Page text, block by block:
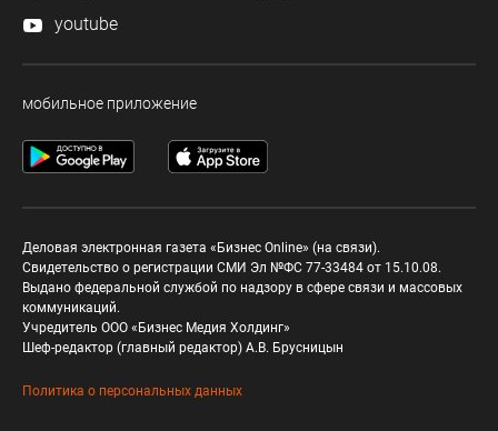
youtube
мобильное приложение
Деловая электронная газета «Бизнес Online» (на связи).
Свидетельство о регистрации СМИ Эл №ФС 77-33484 от 15.10.08.
Выдано федеральной службой по надзору в сфере связи и массовых
коммуникаций.
Учредитель ООО «Бизнес Медия Холдинг»
Шеф-редактор (главный редактор) А.В. Брусницын
Политика о персональных данных